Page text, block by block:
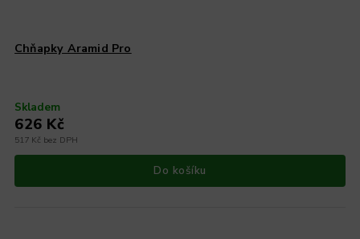
Chňapky Aramid Pro
Skladem
517 Kč bez DPH
626 Kč
Do košíku